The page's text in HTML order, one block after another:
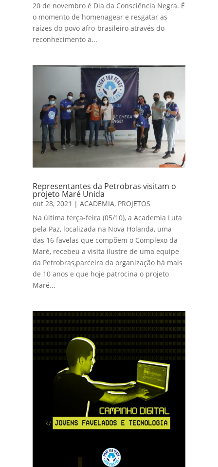
20 de novembro é Dia da Consciência Negra. É
o momento de homenagear e resgatar as
raízes do povo afro-brasileiro através do
reconhecimento a...
Representantes da Petrobras visitam o
projeto Maré Unida
out 28, 2021 |ACADEMIA, PROJETOS
Na última terça-feira (05/10), a Academia Luta
pela Paz, localizada na Nova Holanda, uma
das 16 favelas que compõem o Complexo da
Maré, recebeu a visita ilustre de uma equipe
da Petrobras,parceira da organização há mais
de 10 anos e que hoje patrocina o projeto
Maré...